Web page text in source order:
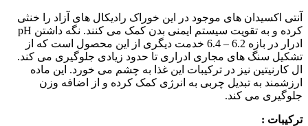
آنتی اکسیدان های موجود در این خوراک رادیکال های آزاد را خنثی
کرده و به تقویت سیستم ایمنی بدن کمک می کنند. نگه داشتن pH
ادرار در بازه 6.2 – 6.4 خدمت دیگری از این محصول است که از
تشکیل سنگ های مجاری ادراری تا حدود زیادی جلوگیری می کند.
ال کارنیتین نیز در ترکیبات این غذا به چشم می خورد. این ماده
ارزشمند به تبدیل چربی به انرژی کمک کرده و از اضافه وزن
جلوگیری می کند.
ترکیبات :